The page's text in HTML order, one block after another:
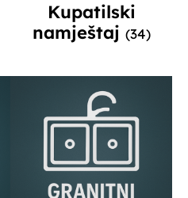
Kupatilski
namještaj (34)